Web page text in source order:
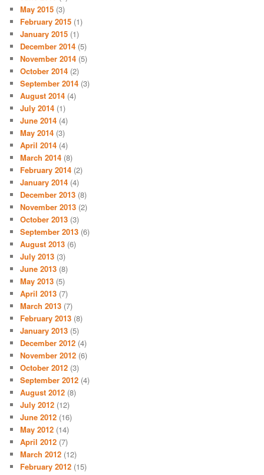
May 2015 (3)
February 2015 (1)
January 2015 (1)
December 2014 (5)
November 2014 (5)
October 2014 (2)
September 2014 (3)
August 2014 (4)
July 2014 (1)
June 2014 (4)
May 2014 (3)
April 2014 (4)
March 2014 (8)
February 2014 (2)
January 2014 (4)
December 2013 (8)
November 2013 (2)
October 2013 (3)
September 2013 (6)
August 2013 (6)
July 2013 (3)
June 2013 (8)
May 2013 (5)
April 2013 (7)
March 2013 (7)
February 2013 (8)
January 2013 (5)
December 2012 (4)
November 2012 (6)
October 2012 (3)
September 2012 (4)
August 2012 (8)
July 2012 (12)
June 2012 (16)
May 2012 (14)
April 2012 (7)
March 2012 (12)
February 2012 (15)